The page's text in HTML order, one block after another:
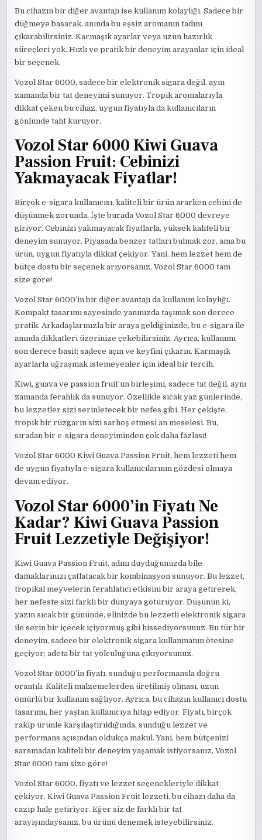
Bu cihazın bir diğer avantajı ise kullanım kolaylığı. Sadece bir
düğmeye basarak, anında bu eşsiz aromanın tadını
çıkarabilirsiniz. Karmaşık ayarlar veya uzun hazırlık
süreçleri yok. Hızlı ve pratik bir deneyim arayanlar için ideal
bir seçenek.
Vozol Star 6000, sadece bir elektronik sigara değil, aynı
zamanda bir tat deneyimi sunuyor. Tropik aromalarıyla
dikkat çeken bu cihaz, uygun fiyatıyla da kullanıcıların
gönlünde taht kuruyor.
Vozol Star 6000 Kiwi Guava
Passion Fruit: Cebinizi
Yakmayacak Fiyatlar!
Birçok e-sigara kullanıcısı, kaliteli bir ürün ararken cebini de
düşünmek zorunda. İşte burada Vozol Star 6000 devreye
giriyor. Cebinizi yakmayacak fiyatlarla, yüksek kaliteli bir
deneyim sunuyor. Piyasada benzer tatları bulmak zor, ama bu
ürün, uygun fiyatıyla dikkat çekiyor. Yani, hem lezzet hem de
bütçe dostu bir seçenek arıyorsanız, Vozol Star 6000 tam
size göre!
Vozol Star 6000’in bir diğer avantajı da kullanım kolaylığı.
Kompakt tasarımı sayesinde yanınızda taşımak son derece
pratik. Arkadaşlarınızla bir araya geldiğinizde, bu e-sigara ile
anında dikkatleri üzerinize çekebilirsiniz. Ayrıca, kullanımı
son derece basit; sadece açın ve keyfini çıkarın. Karmaşık
ayarlarla uğraşmak istemeyenler için ideal bir tercih.
Kiwi, guava ve passion fruit’un birleşimi, sadece tat değil, aynı
zamanda ferahlık da sunuyor. Özellikle sıcak yaz günlerinde,
bu lezzetler sizi serinletecek bir nefes gibi. Her çekişte,
tropik bir rüzgarın sizi sarhoş etmesi an meselesi. Bu,
sıradan bir e-sigara deneyiminden çok daha fazlası!
Vozol Star 6000 Kiwi Guava Passion Fruit, hem lezzeti hem
de uygun fiyatıyla e-sigara kullanıcılarının gözdesi olmaya
devam ediyor.
Vozol Star 6000’in Fiyatı Ne
Kadar? Kiwi Guava Passion
Fruit Lezzetiyle Değişiyor!
Kiwi Guava Passion Fruit, adını duyduğunuzda bile
damaklarınızı çatlatacak bir kombinasyon sunuyor. Bu lezzet,
tropikal meyvelerin ferahlatıcı etkisini bir araya getirerek,
her nefeste sizi farklı bir dünyaya götürüyor. Düşünün ki,
yazın sıcak bir gününde, elinizde bu lezzetli elektronik sigara
ile serin bir içecek içiyormuş gibi hissediyorsunuz. Bu tür bir
deneyim, sadece bir elektronik sigara kullanmanın ötesine
geçiyor; adeta bir tat yolculuğuna çıkıyorsunuz.
Vozol Star 6000’in fiyatı, sunduğu performansla doğru
orantılı. Kaliteli malzemelerden üretilmiş olması, uzun
ömürlü bir kullanım sağlıyor. Ayrıca, bu cihazın kullanıcı dostu
tasarımı, her yaştan kullanıcıya hitap ediyor. Fiyatı, birçok
rakip ürünle karşılaştırıldığında, sunduğu lezzet ve
performans açısından oldukça makul. Yani, hem bütçenizi
sarsmadan kaliteli bir deneyim yaşamak istiyorsanız, Vozol
Star 6000 tam size göre!
Vozol Star 6000, fiyatı ve lezzet seçenekleriyle dikkat
çekiyor. Kiwi Guava Passion Fruit lezzeti, bu cihazı daha da
cazip hale getiriyor. Eğer siz de farklı bir tat
arayışındaysanız, bu ürünü denemek isteyebilirsiniz.